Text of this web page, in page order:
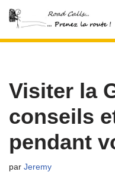
Aller
Visiter la
conseils
pendant
par Jeremy